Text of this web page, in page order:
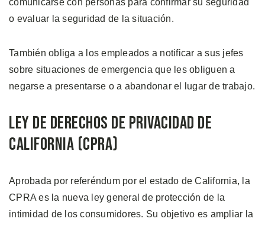
comunicarse con personas para confirmar su seguridad
o evaluar la seguridad de la situación.
También obliga a los empleados a notificar a sus jefes
sobre situaciones de emergencia que les obliguen a
negarse a presentarse o a abandonar el lugar de trabajo.
Ley de Derechos de Privacidad de
California (CPRA)
Aprobada por referéndum por el estado de California, la
CPRA es la nueva ley general de protección de la
intimidad de los consumidores. Su objetivo es ampliar la